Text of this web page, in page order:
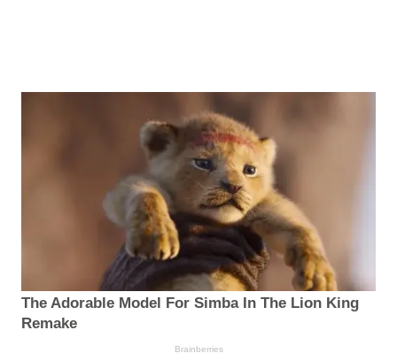
The Adorable Model For Simba In The Lion King
Remake
Brainberries